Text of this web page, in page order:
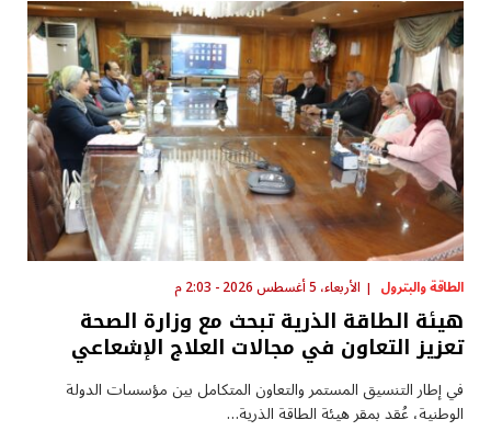
الطاقة والبترول الأربعاء، 5 أغسطس 2026 - 2:03 م
هيئة الطاقة الذرية تبحث مع وزارة الصحة
تعزيز التعاون في مجالات العلاج الإشعاعي
في إطار التنسيق المستمر والتعاون المتكامل بين مؤسسات الدولة
الوطنية، عُقد بمقر هيئة الطاقة الذرية…